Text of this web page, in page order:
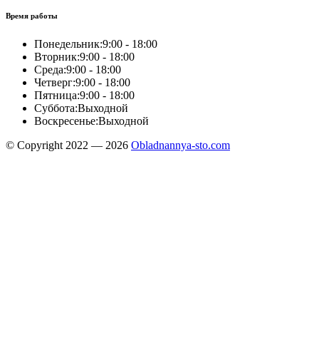
Время работы
Понедельник:9:00 - 18:00
Вторник:9:00 - 18:00
Среда:9:00 - 18:00
Четверг:9:00 - 18:00
Пятница:9:00 - 18:00
Суббота:Выходной
Воскресенье:Выходной
© Copyright 2022 — 2026 Obladnannya-sto.com